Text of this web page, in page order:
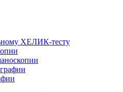
ХЕЛИК-тесту